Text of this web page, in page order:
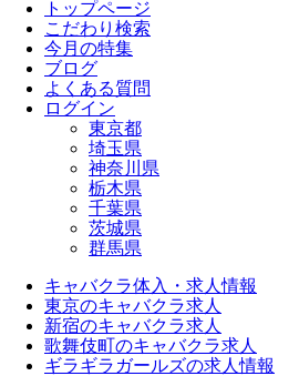
トップページ
こだわり検索
今月の特集
ブログ
よくある質問
ログイン
東京都
埼玉県
神奈川県
栃木県
千葉県
茨城県
群馬県
キャバクラ体入・求人情報
東京のキャバクラ求人
新宿のキャバクラ求人
歌舞伎町のキャバクラ求人
ギラギラガールズの求人情報